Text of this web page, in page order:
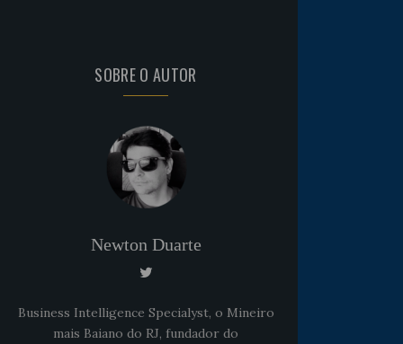
SOBRE O AUTOR
Newton Duarte
Business Intelligence Specialyst, o Mineiro
mais Baiano do RJ, fundador do